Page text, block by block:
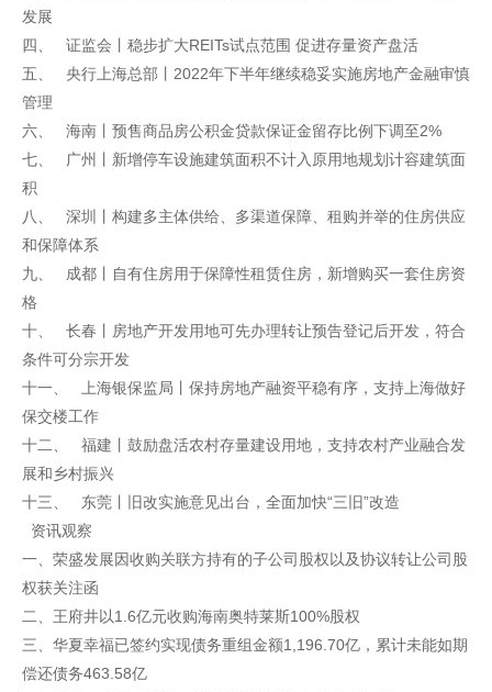
发展
四、 证监会丨稳步扩大REITs试点范围 促进存量资产盘活
五、 央行上海总部丨2022年下半年继续稳妥实施房地产金融审慎
管理
六、 海南丨预售商品房公积金贷款保证金留存比例下调至2%
七、 广州丨新增停车设施建筑面积不计入原用地规划计容建筑面
积
八、 深圳丨构建多主体供给、多渠道保障、租购并举的住房供应
和保障体系
九、 成都丨自有住房用于保障性租赁住房，新增购买一套住房资
格
十、 长春丨房地产开发用地可先办理转让预告登记后开发，符合
条件可分宗开发
十一、 上海银保监局丨保持房地产融资平稳有序，支持上海做好
保交楼工作
十二、 福建丨鼓励盘活农村存量建设用地，支持农村产业融合发
展和乡村振兴
十三、 东莞丨旧改实施意见出台，全面加快“三旧”改造
资讯观察
一、荣盛发展因收购关联方持有的子公司股权以及协议转让公司股
权获关注函
二、王府井以1.6亿元收购海南奥特莱斯100%股权
三、华夏幸福已签约实现债务重组金额1,196.70亿，累计未能如期
偿还债务463.58亿